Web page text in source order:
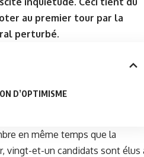
au premier tour par la
perturbé.
D’OPTIMISME
en même temps que la
vingt-et-un candidats sont élus